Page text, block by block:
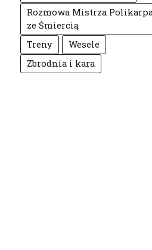
Rozmowa Mistrza
ze Śmiercią
Treny
Wesele
Zbrodnia i kara